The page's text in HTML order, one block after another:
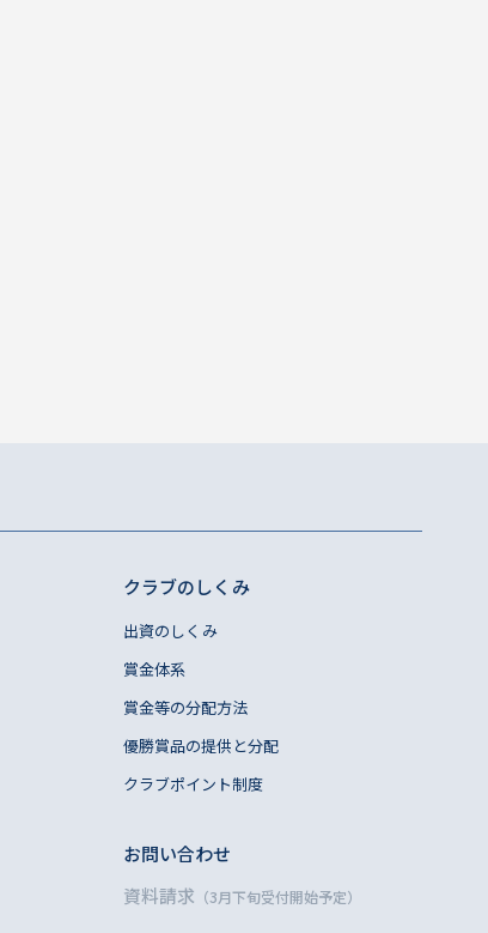
クラブのしくみ
出資のしくみ
賞金体系
賞金等の分配方法
優勝賞品の提供と分配
クラブポイント制度
お問い合わせ
資料請求 （3月下旬受付開始予定）